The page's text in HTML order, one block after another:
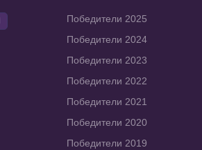
Победители 2025
Победители 2024
Победители 2023
Победители 2022
Победители 2021
Победители 2020
Победители 2019